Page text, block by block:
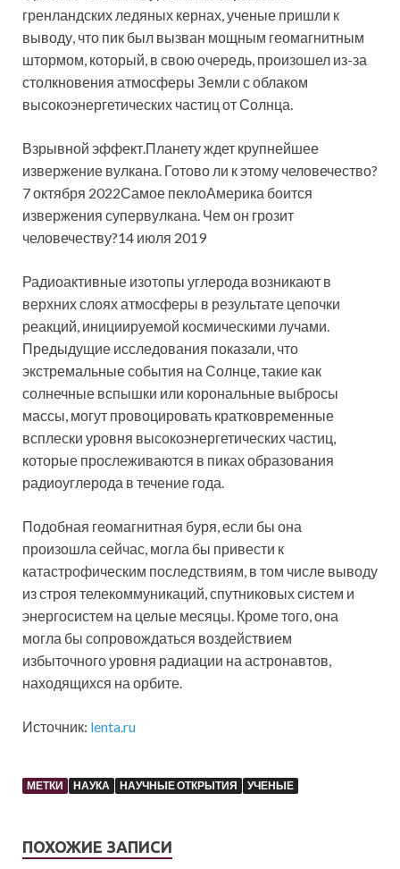
гренландских ледяных кернах, ученые пришли к
выводу, что пик был вызван мощным геомагнитным
штормом, который, в свою очередь, произошел из-за
столкновения атмосферы Земли с облаком
высокоэнергетических частиц от Солнца.
Взрывной эффект.Планету ждет крупнейшее
извержение вулкана. Готово ли к этому человечество?
7 октября 2022Самое пеклоАмерика боится
извержения супервулкана. Чем он грозит
человечеству?14 июля 2019
Радиоактивные изотопы углерода возникают в
верхних слоях атмосферы в результате цепочки
реакций, инициируемой космическими лучами.
Предыдущие исследования показали, что
экстремальные события на Солнце, такие как
солнечные вспышки или корональные выбросы
массы, могут провоцировать кратковременные
всплески уровня высокоэнергетических частиц,
которые прослеживаются в пиках образования
радиоуглерода в течение года.
Подобная геомагнитная буря, если бы она
произошла сейчас, могла бы привести к
катастрофическим последствиям, в том числе выводу
из строя телекоммуникаций, спутниковых систем и
энергосистем на целые месяцы. Кроме того, она
могла бы сопровождаться воздействием
избыточного уровня радиации на астронавтов,
находящихся на орбите.
Источник: lenta.ru
МЕТКИ НАУКА НАУЧНЫЕ ОТКРЫТИЯ УЧЕНЫЕ
ПОХОЖИЕ ЗАПИСИ